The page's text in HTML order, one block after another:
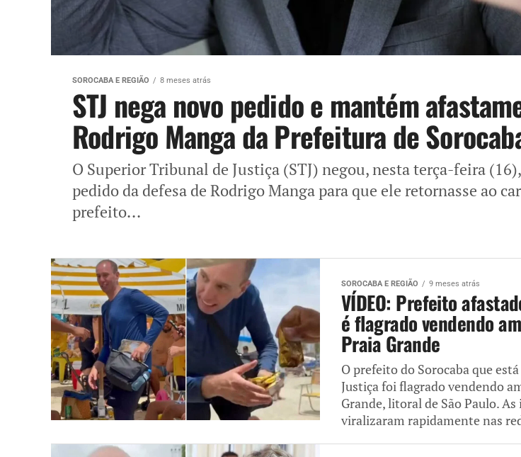
SOROCABA E REGIÃO 8 meses atrás
STJ nega novo pedido e mantém
Rodrigo Manga da Prefeitura de
O Superior Tribunal de Justiça (STJ) negou, nesta terça-feira
pedido da defesa de Rodrigo Manga para que ele retornasse ao
prefeito...
SOROCABA E REGIÃO 9 meses atrás
VÍDEO: Prefeito
é flagrado vendendo
Praia Grande
O prefeito do Sorocaba que
Justiça foi flagrado vendendo
Grande, litoral de São Paulo. As
viralizaram rapidamente nas